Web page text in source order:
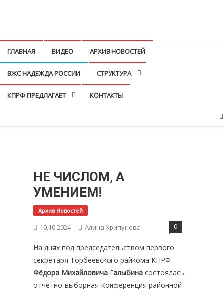
ГЛАВНАЯ ВИДЕО АРХИВ НОВОСТЕЙ
ВЖС НАДЕЖДА РОССИИ СТРУКТУРА
КПРФ ПРЕДЛАГАЕТ КОНТАКТЫ
НЕ ЧИСЛОМ, А
УМЕНИЕМ!
Архив Новостей
10.10.2024 Алина Хрипунова 0
На днях под председательством первого
секретаря Торбеевского райкома КПРФ
Фёдора Михайловича Галыбина состоялась
отчётно-выборная Конференция районной